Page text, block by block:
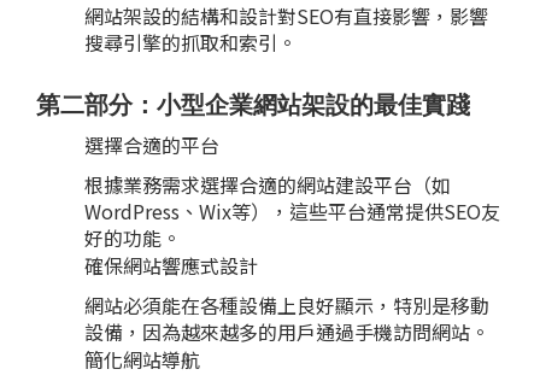
網站架設的結構和設計對SEO有直接影響，影響
搜尋引擎的抓取和索引。
第二部分：小型企業網站架設的最佳實踐
選擇合適的平台
根據業務需求選擇合適的網站建設平台（如
WordPress、Wix等），這些平台通常提供SEO友
好的功能。
確保網站響應式設計
網站必須能在各種設備上良好顯示，特別是移動
設備，因為越來越多的用戶通過手機訪問網站。
簡化網站導航